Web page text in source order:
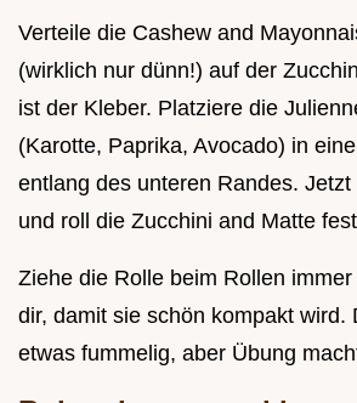
Verteile die Cashew and
(wirklich nur dünn!) auf der
ist der Kleber. Platziere die
(Karotte, Paprika, Avocado) in
entlang des unteren Randes. Jetzt
und roll die Zucchini and Matte
Ziehe die Rolle beim Rollen
dir, damit sie schön kompakt wird.
etwas fummelig, aber Übung